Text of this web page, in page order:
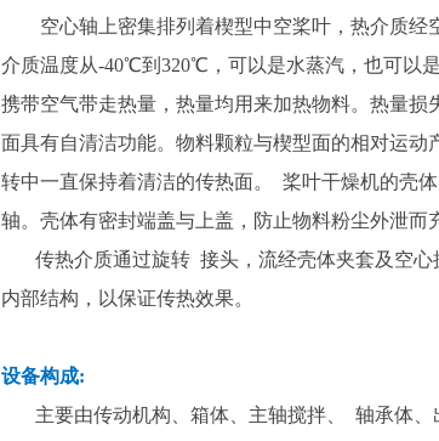
空心轴上密集排列着楔型中空桨叶，热介质经
介质温度从-40℃到320℃，可以是水蒸汽，也可以
携带空气带走热量，热量均用来加热物料。热量
面具有自清洁功能。物料颗粒与楔型面的相对运
转中一直保持着清洁的传热面。 桨叶干燥机的壳
轴。壳体有密封端盖与上盖，防止物料粉尘外泄而
传热介质通过旋转 接头，流经壳体夹套及空心
内部结构，以保证传热效果。
设备构成:
主要由传动机构、箱体、主轴搅拌、 轴承体、